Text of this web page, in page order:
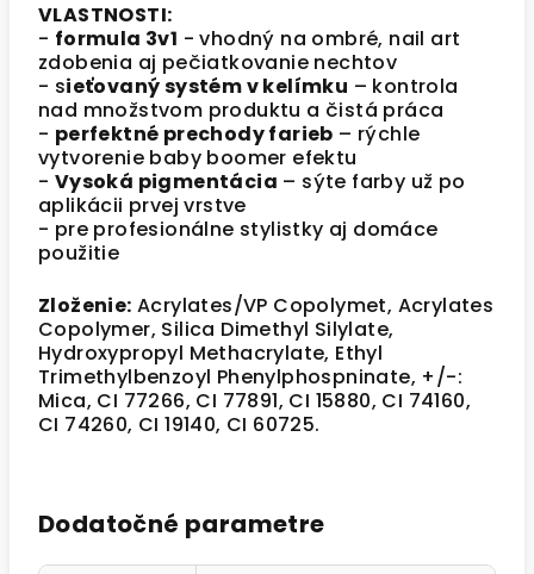
VLASTNOSTI:
- formula 3v1 - vhodný na ombré, nail art
zdobenia aj pečiatkovanie nechtov
- sieťovaný systém v kelímku – kontrola
nad množstvom produktu a čistá práca
- perfektné prechody farieb – rýchle
vytvorenie baby boomer efektu
- Vysoká pigmentácia – sýte farby už po
aplikácii prvej vrstve
- pre profesionálne stylistky aj domáce
použitie
Zloženie: Acrylates/VP Copolymet, Acrylates
Copolymer, Silica Dimethyl Silylate,
Hydroxypropyl Methacrylate, Ethyl
Trimethylbenzoyl Phenylphospninate, +/-:
Mica, CI 77266, CI 77891, CI 15880, CI 74160,
CI 74260, CI 19140, CI 60725.
Dodatočné parametre